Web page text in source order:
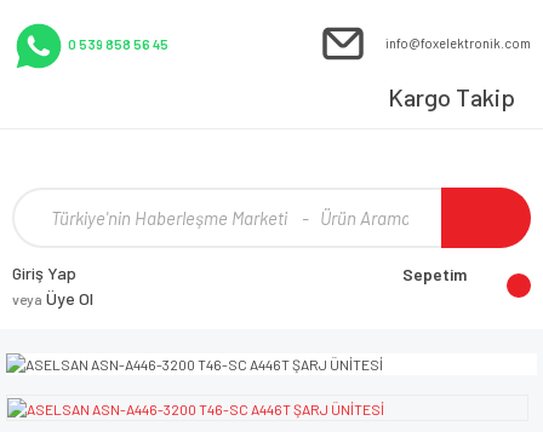
0 539 858 56 45 info@foxelektronik.com
Kargo Takip
Giriş Yap
veya Üye Ol
Sepetim